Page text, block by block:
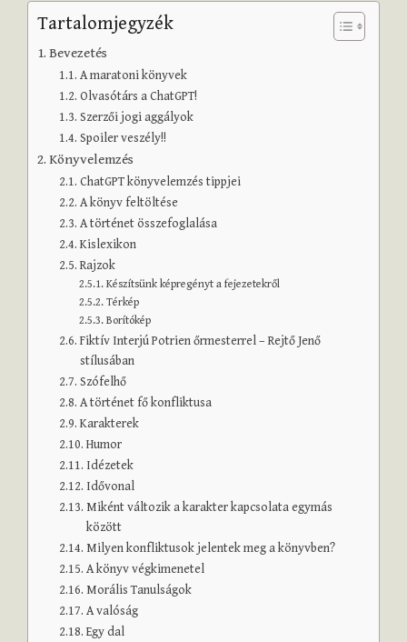
Tartalomjegyzék
Bevezetés
A maratoni könyvek
Olvasótárs a ChatGPT!
Szerzői jogi aggályok
Spoiler veszély!!
Könyvelemzés
ChatGPT könyvelemzés tippjei
A könyv feltöltése
A történet összefoglalása
Kislexikon
Rajzok
Készítsünk képregényt a fejezetekről
Térkép
Borítókép
Fiktív Interjú Potrien őrmesterrel – Rejtő Jenő
stílusában
Szófelhő
A történet fő konfliktusa
Karakterek
Humor
Idézetek
Idővonal
Miként változik a karakter kapcsolata egymás
között
Milyen konfliktusok jelentek meg a könyvben?
A könyv végkimenetel
Morális Tanulságok
A valóság
Egy dal